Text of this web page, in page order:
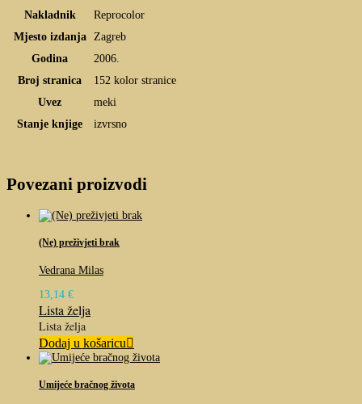
Nakladnik
Reprocolor
Mjesto izdanja
Zagreb
Godina
2006.
Broj stranica
152 kolor stranice
Uvez
meki
Stanje knjige
izvrsno
Povezani proizvodi
(Ne) preživjeti brak
Vedrana Milas
13,14 €
Lista želja
Lista želja
Dodaj u košaricu
Umijeće bračnog života